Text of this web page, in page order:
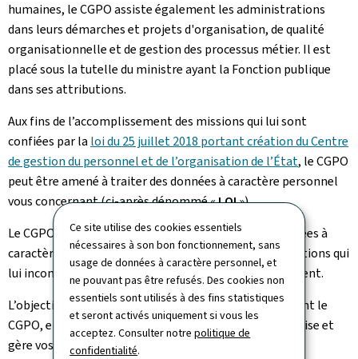
Ce site utilise des cookies essentiels
nécessaires à son bon fonctionnement, sans
usage de données à caractère personnel, et
ne pouvant pas être refusés. Des cookies non
essentiels sont utilisés à des fins statistiques
et seront activés uniquement si vous les
acceptez. Consulter notrepolitique de
confidentialité.
humaines, le CGPO assiste également les administrations
dans leurs démarches et projets d'organisation, de qualité
organisationnelle et de gestion des processus métier. Il est
placé sous la tutelle du ministre ayant la Fonction publique
dans ses attributions.
Aux fins de l’accomplissement des missions qui lui sont
confiées par la loi du 25 juillet 2018 portant création du Centre
de gestion du personnel et de l’organisation de l’État, le CGPO
peut être amené à traiter des données à caractère personnel
vous concernant (ci-après dénommé «LOI»).
Le CGPO, en tant qu’administration traitant des données à
caractère personnel, est tenue de respecter les obligations qui
lui incombent en sa qualité de responsable de traitement.
L’objectif de cette notice est de vous informer comment le
CGPO, en sa qualité de responsable de traitement, utilise et
gère vos données à caractère personnel.